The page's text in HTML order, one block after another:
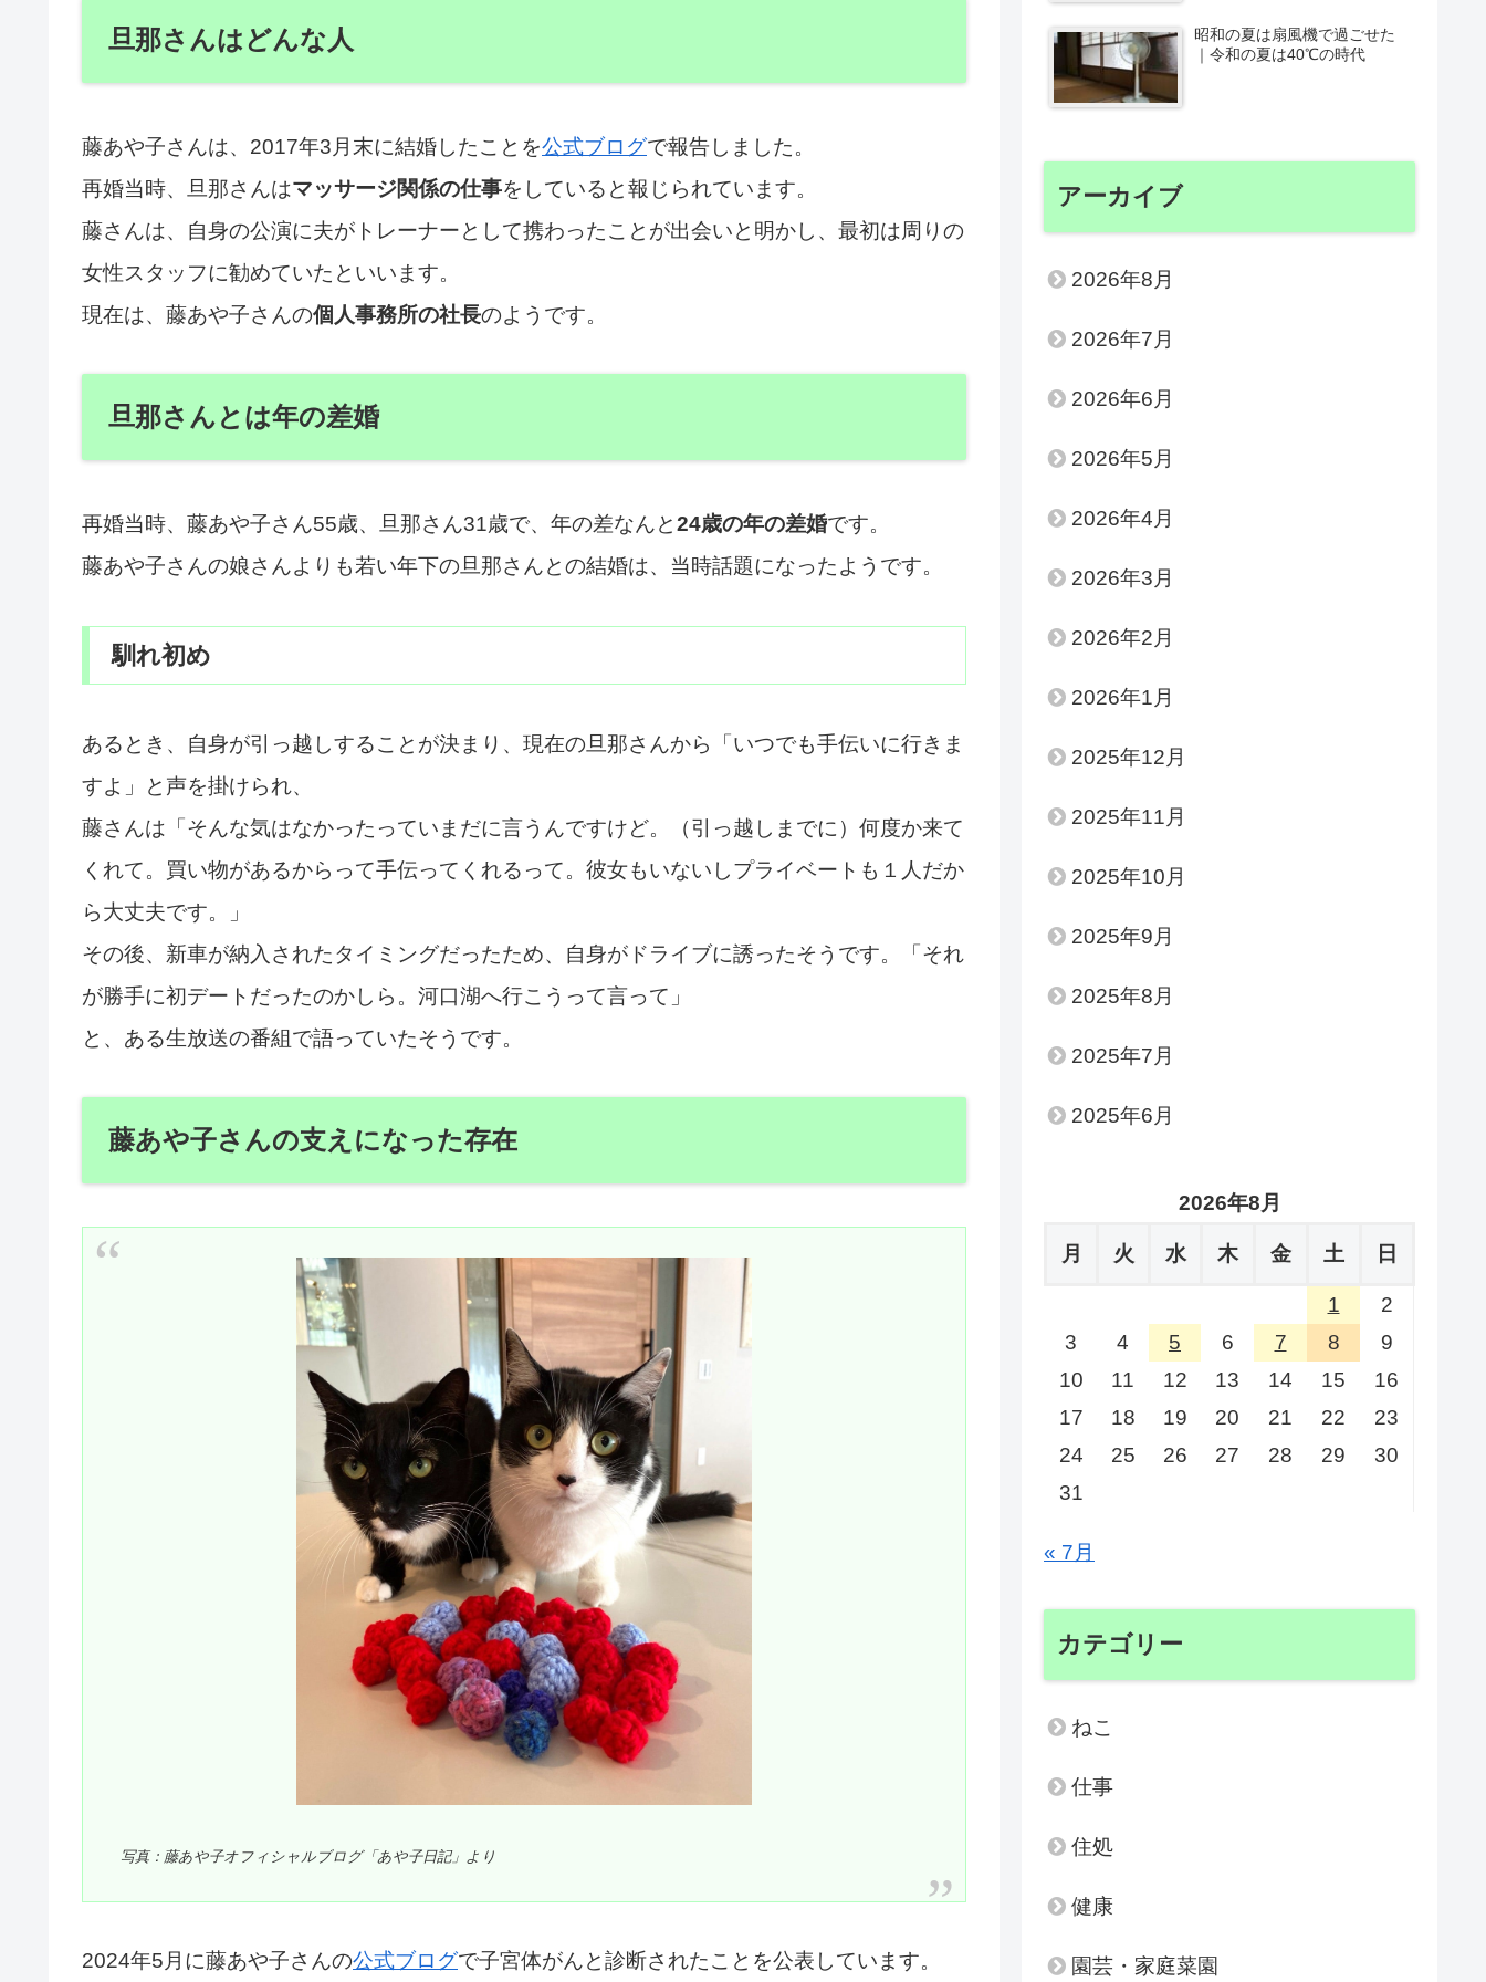
旦那さんはどんな人
藤あや子さんは、2017年3月末に結婚したことを公式ブログで報告しました。
再婚当時、旦那さんはマッサージ関係の仕事をしていると報じられています。
藤さんは、自身の公演に夫がトレーナーとして携わったことが出会いと明かし、最初は周りの
女性スタッフに勧めていたといいます。
現在は、藤あや子さんの個人事務所の社長のようです。
旦那さんとは年の差婚
再婚当時、藤あや子さん55歳、旦那さん31歳で、年の差なんと24歳の年の差婚です。
藤あや子さんの娘さんよりも若い年下の旦那さんとの結婚は、当時話題になったようです。
馴れ初め
あるとき、自身が引っ越しすることが決まり、現在の旦那さんから「いつでも手伝いに行きま
すよ」と声を掛けられ、
藤さんは「そんな気はなかったっていまだに言うんですけど。（引っ越しまでに）何度か来て
くれて。買い物があるからって手伝ってくれるって。彼女もいないしプライベートも１人だか
ら大丈夫です。」
その後、新車が納入されたタイミングだったため、自身がドライブに誘ったそうです。「それ
が勝手に初デートだったのかしら。河口湖へ行こうって言って」
と、ある生放送の番組で語っていたそうです。
藤あや子さんの支えになった存在
写真：藤あや子オフィシャルブログ「あや子日記」より
2024年5月に藤あや子さんの公式ブログで子宮体がんと診断されたことを公表しています。
昭和の夏は扇風機で過ごせた
｜令和の夏は40℃の時代
アーカイブ
2026年8月
2026年7月
2026年6月
2026年5月
2026年4月
2026年3月
2026年2月
2026年1月
2025年12月
2025年11月
2025年10月
2025年9月
2025年8月
2025年7月
2025年6月
2026年8月
月 火 水 木 金 土 日
1
2
3
4 5 6 7 8
9
10
11 12 13 14 15
16
17
18 19 20 21 22
23
24
25 26 27 28 29
30
31
« 7月
カテゴリー
ねこ
仕事
住処
健康
園芸・家庭菜園